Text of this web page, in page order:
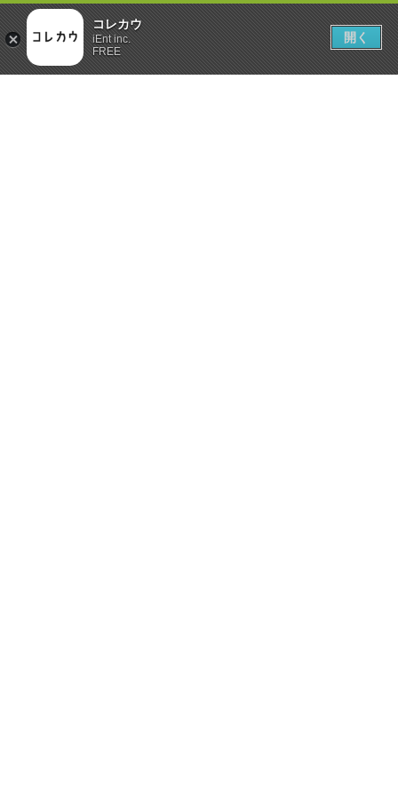
コレカウ
iEnt inc.
FREE
開く